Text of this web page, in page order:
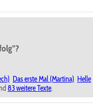
Das erste Mal (Martina) Helle
83 weitere Texte.